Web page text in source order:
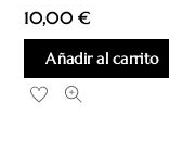
10,00€
Añadir al carrito